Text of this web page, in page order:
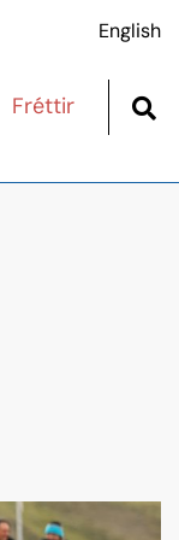
Fréttir
English